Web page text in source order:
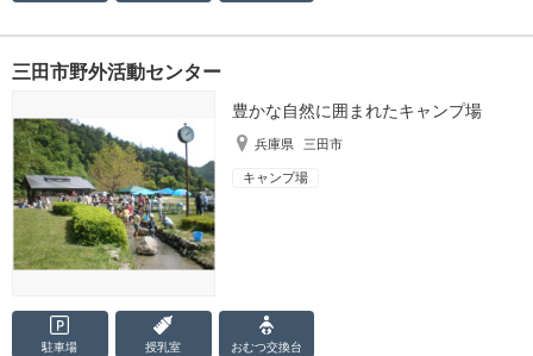
三田市野外活動センター
豊かな自然に囲まれたキャンプ場
兵庫県 三田市
キャンプ場
駐車場 授乳室 おむつ交換台